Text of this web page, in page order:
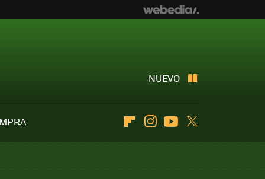
NUEVO
FlipboardInstagramYoutube